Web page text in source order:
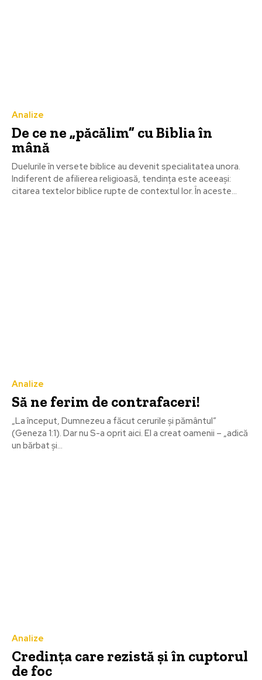
Analize
De ce ne „păcălim” cu Biblia în
mână
Duelurile în versete biblice au devenit specialitatea unora.
Indiferent de afilierea religioasă, tendinţa este aceeași:
citarea textelor biblice rupte de contextul lor. În aceste...
Analize
Să ne ferim de contrafaceri!
„La început, Dumnezeu a făcut cerurile şi pământul”
(Geneza 1:1). Dar nu S-a oprit aici. El a creat oamenii – „adică
un bărbat și...
Analize
Credinţa care rezistă și în cuptorul
de foc